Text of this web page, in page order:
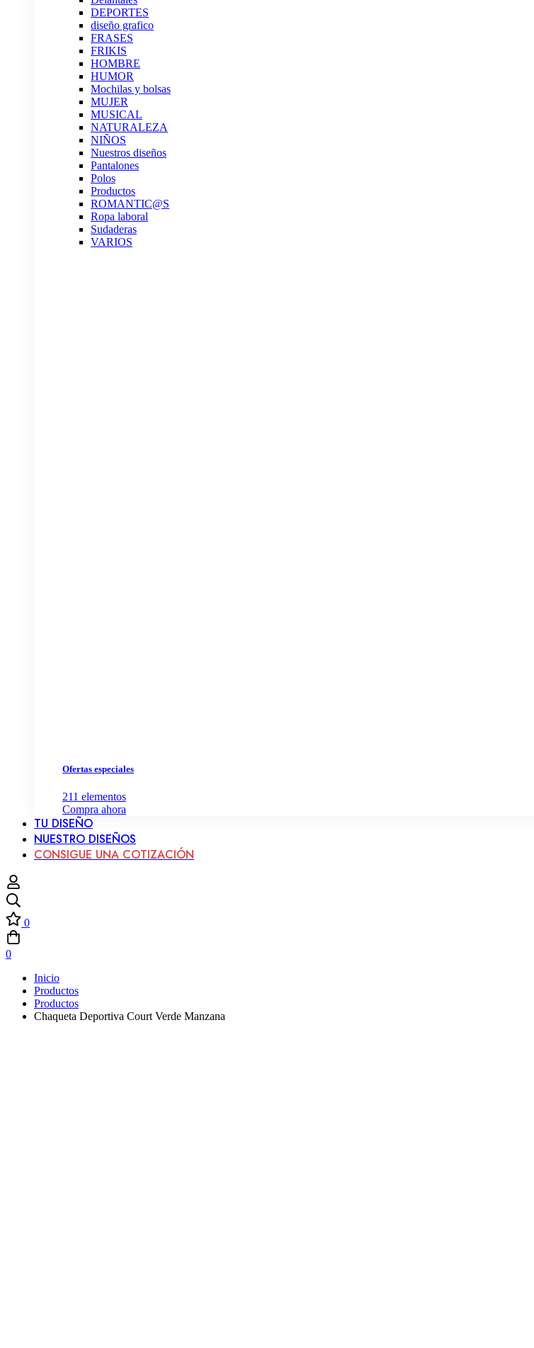
DEPORTES
diseño grafico
FRASES
FRIKIS
HOMBRE
HUMOR
Mochilas y bolsas
MUJER
MUSICAL
NATURALEZA
NIÑOS
Nuestros diseños
Pantalones
Polos
Productos
ROMANTIC@S
Ropa laboral
Sudaderas
VARIOS
Ofertas especiales
211 elementos
Compra ahora
TU DISEÑO
NUESTRO DISEÑOS
CONSIGUE UNA COTIZACIÓN
0
0
Inicio
Productos
Productos
Chaqueta Deportiva Court Verde Manzana